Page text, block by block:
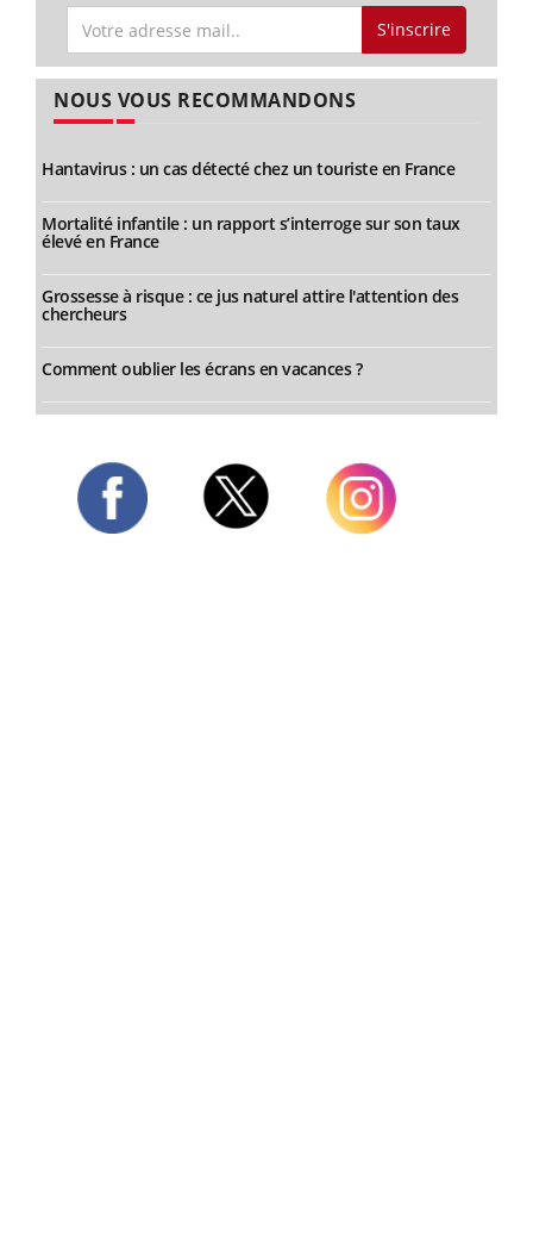
S'inscrire
NOUS VOUS RECOMMANDONS
Hantavirus : un cas détecté chez un touriste en France
Mortalité infantile : un rapport s’interroge sur son taux
élevé en France
Grossesse à risque : ce jus naturel attire l'attention des
chercheurs
Comment oublier les écrans en vacances ?